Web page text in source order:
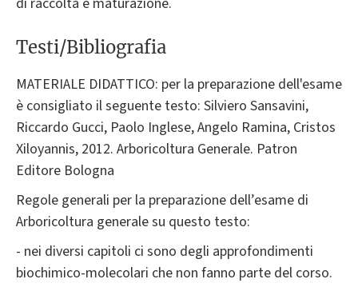
Testi/Bibliografia
MATERIALE DIDATTICO: per la preparazione dell'esame
è consigliato il seguente testo: Silviero Sansavini,
Riccardo Gucci, Paolo Inglese, Angelo Ramina, Cristos
Xiloyannis, 2012. Arboricoltura Generale. Patron
Editore Bologna
Regole generali per la preparazione dell’esame di
Arboricoltura generale su questo testo:
- nei diversi capitoli ci sono degli approfondimenti
biochimico-molecolari che non fanno parte del corso.